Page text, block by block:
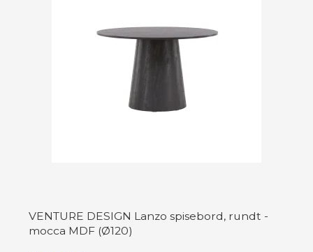
VENTURE DESIGN Lanzo spisebord, rundt -
mocca MDF (Ø120)